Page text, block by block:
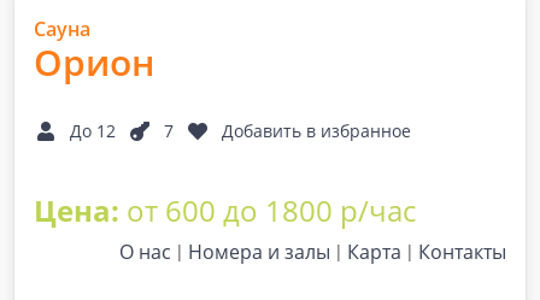
Сауна
Орион
До 12 7 Добавить в избранное
Цена: от 600 до 1800 р/час
О нас Номера и залы Карта Контакты